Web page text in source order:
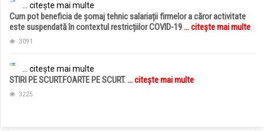
... citește mai multe
Cum pot beneficia de șomaj tehnic salariații firmelor a căror activitate
este suspendată în contextul restricțiilor COVID-19... citește mai multe
3091
... citește mai multe
STIRI PE SCURT.FOARTE PE SCURT.... citește mai multe
3225